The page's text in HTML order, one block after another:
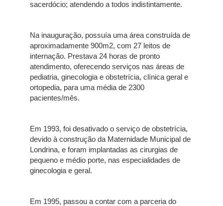
sacerdócio; atendendo a todos indistintamente.
Na inauguração, possuía uma área construída de
aproximadamente 900m2, com 27 leitos de
internação. Prestava 24 horas de pronto
atendimento, oferecendo serviços nas áreas de
pediatria, ginecologia e obstetrícia, clínica geral e
ortopedia, para uma média de 2300
pacientes/mês.
Em 1993, foi desativado o serviço de obstetrícia,
devido à construção da Maternidade Municipal de
Londrina, e foram implantadas as cirurgias de
pequeno e médio porte, nas especialidades de
ginecologia e geral.
Em 1995, passou a contar com a parceria do